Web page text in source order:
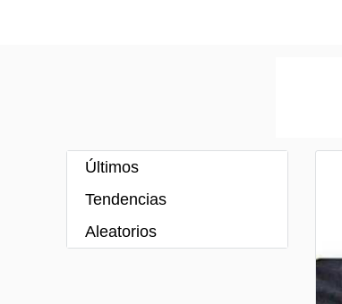
Últimos
Tendencias
Aleatorios